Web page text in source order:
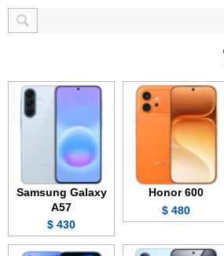
Honor 600
480 $
Samsung Galaxy
A57
430 $